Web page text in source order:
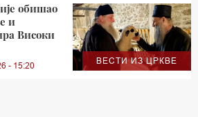
ВЕСТИ ИЗ ЦРКВЕ
обишао
и
Високи
- 15:20